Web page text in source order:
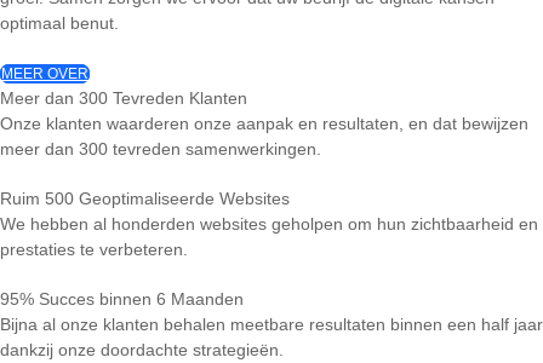
optimaal benut.
MEER OVER
Meer dan 300 Tevreden Klanten
Onze klanten waarderen onze aanpak en resultaten, en dat bewijzen
meer dan 300 tevreden samenwerkingen.
Ruim 500 Geoptimaliseerde Websites
We hebben al honderden websites geholpen om hun zichtbaarheid en
prestaties te verbeteren.
95% Succes binnen 6 Maanden
Bijna al onze klanten behalen meetbare resultaten binnen een half jaar
dankzij onze doordachte strategieën.